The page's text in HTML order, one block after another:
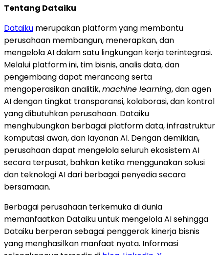
Tentang Dataiku
Dataiku merupakan platform yang membantu
perusahaan membangun, menerapkan, dan
mengelola AI dalam satu lingkungan kerja terintegrasi.
Melalui platform ini, tim bisnis, analis data, dan
pengembang dapat merancang serta
mengoperasikan analitik,machine learning, dan agen
AI dengan tingkat transparansi, kolaborasi, dan kontrol
yang dibutuhkan perusahaan. Dataiku
menghubungkan berbagai platform data, infrastruktur
komputasi awan, dan layanan AI. Dengan demikian,
perusahaan dapat mengelola seluruh ekosistem AI
secara terpusat, bahkan ketika menggunakan solusi
dan teknologi AI dari berbagai penyedia secara
bersamaan.
Berbagai perusahaan terkemuka di dunia
memanfaatkan Dataiku untuk mengelola AI sehingga
Dataiku berperan sebagai penggerak kinerja bisnis
yang menghasilkan manfaat nyata. Informasi